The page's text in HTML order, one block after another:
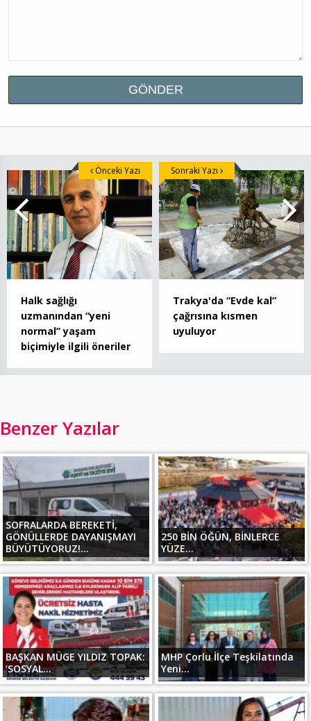
Halk sağlığı
uzmanından “yeni
normal” yaşam
biçimiyle ilgili öneriler
Önceki Yazı
Trakya'da “Evde kal”
çağrısına kısmen
uyuluyor
Sonraki Yazı
Benzer Yazılar
SOFRALARDA BEREKETİ,
GÖNÜLLERDE DAYANIŞMAYI
BÜYÜTÜYORUZ!...
250 BİN ÖĞÜN, BİNLERCE
YÜZE...
BAŞKAN MÜGE YILDIZ TOPAK:
‘SOSYAL...
MHP Çorlu İlçe Teşkilatında
Yeni...